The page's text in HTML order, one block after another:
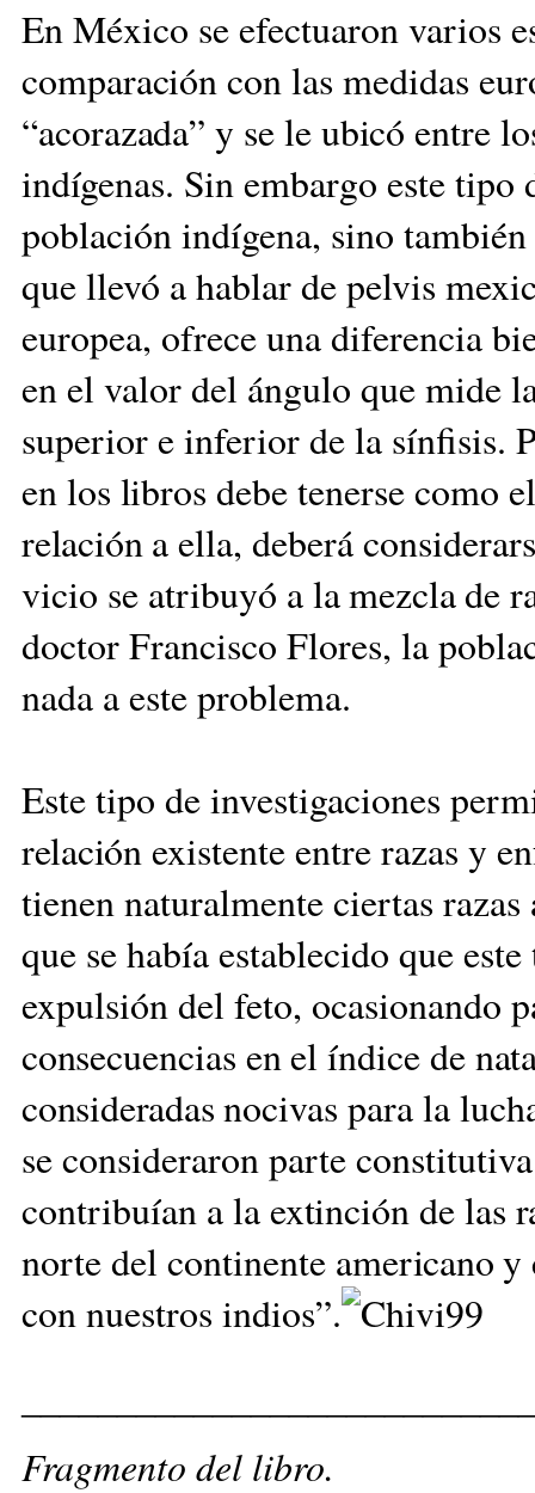
En México se efectuaron varios
comparacióncon las medidas
“acorazada” y se le ubicó entre
indígenas. Sin embargo este tipo
población indígena, sino también
que llevó a hablar de pelvis
europea, ofrece una diferencia
en el valor del ángulo que mide
superior e inferior de la sínfisis.
en los libros debetenerse como
relacióna ella, deberá
vicio se atribuyó a la mezcla de
doctor Francisco Flores, la
nada a este problema.
Este tipo de investigaciones
relaciónexistente entre razas y
tienen naturalmente ciertas
que se había establecido que este
expulsión del feto, ocasionando
consecuencias en el índice de na
consideradas nocivas para la
se consideraron parte
contribuían a la extinción de las
norte del continente americano y
con nuestros indios”.
Fragmento del libro.